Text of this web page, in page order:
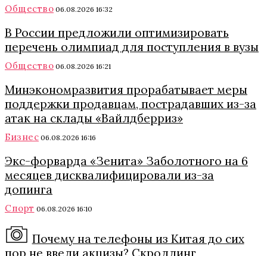
Общество 06.08.2026 16:32
В России предложили оптимизировать
перечень олимпиад для поступления в вузы
Общество 06.08.2026 16:21
Минэкономразвития прорабатывает меры
поддержки продавцам, пострадавших из-за
атак на склады «Вайлдберриз»
Бизнес 06.08.2026 16:16
Экс-форварда «Зенита» Заболотного на 6
месяцев дисквалифицировали из-за
допинга
Спорт 06.08.2026 16:10
Почему на телефоны из Китая до сих
пор не ввели акцизы? Скроллинг